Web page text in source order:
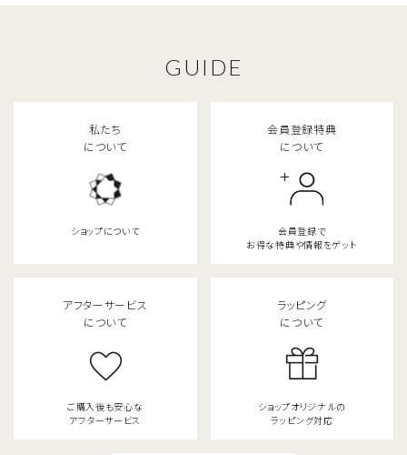
カテゴリー
GUIDE
私たち
について
ショップについて
会員登録特典
について
会員登録で
お得な特典や情報をゲット
アフターサービス
について
ご購入後も安心な
アフターサービス
ラッピング
について
ショップオリジナルの
ラッピング対応